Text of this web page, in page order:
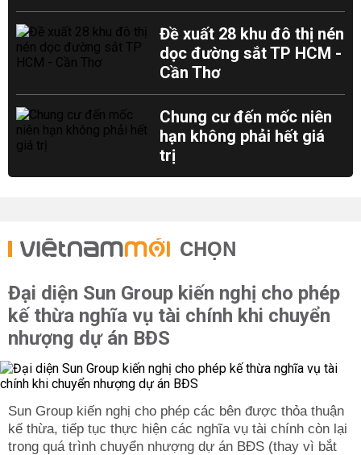
Đề xuất 28 khu đô thị nén
dọc đường sắt TP HCM -
Cần Thơ
Chung cư đến mốc niên
hạn không phải hết giá
trị
CHỌN
Đại diện Sun Group kiến nghị cho phép
kế thừa nghĩa vụ tài chính khi chuyển
nhượng dự án BĐS
Sun Group kiến nghị cho phép các bên được thỏa thuận
kế thừa, tiếp tục thực hiện các nghĩa vụ tài chính còn lại
trong quá trình chuyển nhượng dự án BĐS (thay vì bắt